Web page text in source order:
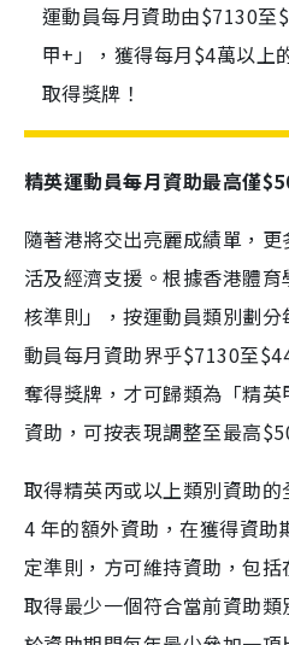
運動員每月資助由$7130至
甲+」，獲得每月$4萬以上
取得獎牌！
精英運動員每月資助最高僅
隨著港將交出亮麗成績單，
活及經濟支援。根據香港體
核準則」，按運動員類別劃
動員每月資助界乎$7130至
奪得獎牌，才可歸類為「精
資助，可按表現調整至最高
取得精英丙或以上類別資助
4 年的額外資助，在獲得資助
定準則，方可維持資助，包括
取得最少一個符合當前資助